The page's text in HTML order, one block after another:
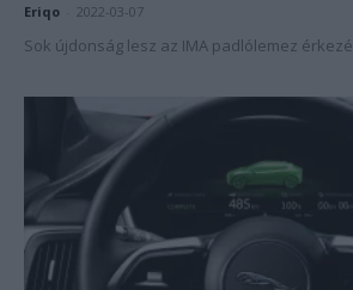
Eriqo 2022-03-07
Sok újdonság lesz az IMA padlólemez